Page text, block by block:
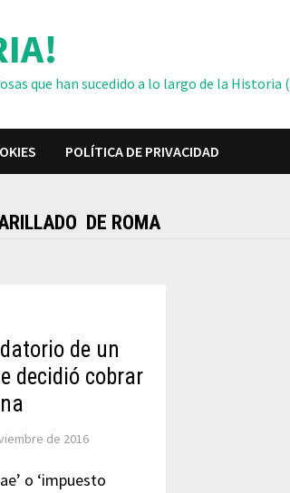
que han sucedido a lo largo de la
POLÍTICA DE PRIVACIDAD
DE ROMA
de un
decidió cobrar
de 2016
o ‘impuesto